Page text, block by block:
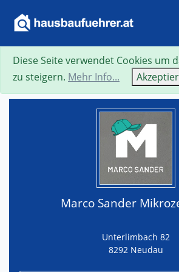
Suche Neue Suche
Marco Sander
Unterlimbach 82
8292 Neudau
Diese Seite verwendet Cookies um
zu steigern. Mehr Info...